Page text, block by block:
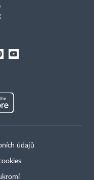
údajů